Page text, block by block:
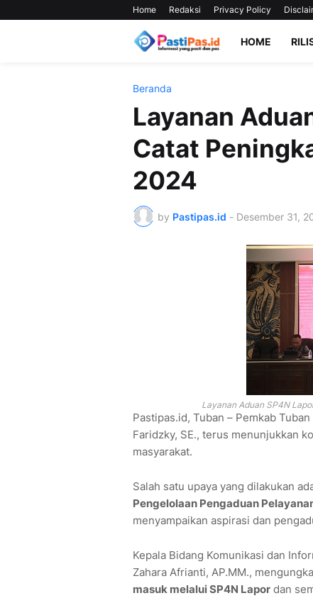
Home Redaksi Privacy Policy
HOME
Beranda
Layanan
Catat
2024
by Pastipas.id - Desember 31,
Layanan Aduan SP4N
Pastipas.id, Tuban – Pemkab
Faridzky, SE., terus menunjukkan
masyarakat.
Salah satu upaya yang dilakukan
Pengelolaan Pengaduan
menyampaikan aspirasi dan
Kepala Bidang Komunikasi dan
Zahara Afrianti, AP.MM.,
masuk melalui SP4N Lapor dan